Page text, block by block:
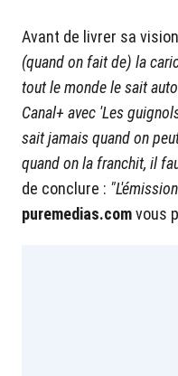
Avant de livrer sa
(quand on fait de) la
tout le monde le sait
Canal+ avec 'Les
sait jamais quand on
quand on la franchit, il
de conclure :
puremedias.comvous